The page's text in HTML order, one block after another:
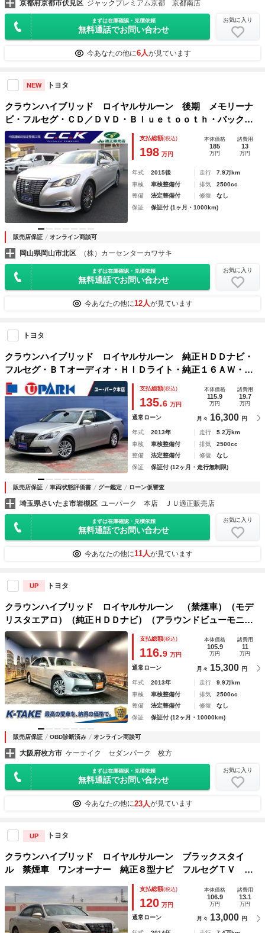
京都府京都市伏見区 ジャックプレミアム京都 京都南店
まずは在庫確認・見積依頼
無料通話でお問い合わせ
お気に入り
今あなたの他に6人が見ています
NEW トヨタ
クラウンハイブリッド ロイヤルサルーン 後期 メモリーナ
ビ・フルセグ・ＣＤ／ＤＶＤ・Ｂｌｕｅｔｏｏｔｈ・バックカ
メラ・ＥＴＣ・ハンドルヒーター・シートヒーター・パワーシ
ート・クルーズコントロール・スマートキー・プッシュスター
ト・ＬＥＤライト
支払総額(税込)
198 万円
本体価格
185
万円
諸費用
13
万円
年式 2015後 走行
7.9万km
車検
車検整備付 排気
2500cc
整備
法定整備付 修復
なし
保証
保証付 (1ヶ月・1000km)
販売店保証 オンライン商談可
岡山県岡山市北区 （株）カーセンターカワサキ
まずは在庫確認・見積依頼
無料通話でお問い合わせ
お気に入り
今あなたの他に12人が見ています
トヨタ
クラウンハイブリッド ロイヤルサルーン 純正ＨＤＤナビ・
フルセグ・ＢＴオーディオ・ＨＩＤライト・純正１６ＡＷ・パ
ワーシート・シートヒーター・ＬＥＤフォグ・クルーズコント
ロール・本革ステア・ＥＴＣ・トランクイージークローザー・
ドラレコ
支払総額(税込)
135.6 万円
本体価格
115.9
万円
諸費用
19.7
万円
通常ローン 月々 16,300 円
年式 2013年 走行
5.2万km
車検
車検整備付 排気
2500cc
整備
法定整備付 修復
なし
保証
保証付 (12ヶ月・走行無制限)
販売店保証 車両状態評価書 グー鑑定 ローン仮審査
埼玉県さいたま市岩槻区 ユーパーク 本店 ＪＵ適正販売店
まずは在庫確認・見積依頼
無料通話でお問い合わせ
お気に入り
今あなたの他に11人が見ています
UP トヨタ
クラウンハイブリッド ロイヤルサルーン （禁煙車）（モデ
リスタエアロ）（純正ＨＤＤナビ）（アラウンドビューモニタ
ー）（クルコン）（クリアランスソナー）（シートヒーター）
（パワーシート）（ＥＴＣ）（ＨＩＤヘッドライト）（純正１
６インチＡＷ）
支払総額(税込)
116.9 万円
本体価格
105.9
万円
諸費用
11
万円
通常ローン 月々 15,300 円
年式 2013年 走行
9.9万km
車検
車検整備付 排気
2500cc
整備
法定整備付 修復
なし
保証
保証付 (12ヶ月・10000km)
販売店保証 OBD診断済み オンライン商談可
大阪府枚方市 ケーテイク セダンパーク 枚方
まずは在庫確認・見積依頼
無料通話でお問い合わせ
お気に入り
今あなたの他に23人が見ています
UP トヨタ
クラウンハイブリッド ロイヤルサルーン ブラックスタイ
ル 禁煙車 ワンオーナー 純正８型ナビ フルセグＴＶ バ
ックカメラ オートクルーズコントロール シートヒーター
パワーシート ビルトインＥＴＣ ステアリングヒーター フ
ロントフォグライト
支払総額(税込)
120 万円
本体価格
106.9
万円
諸費用
13.1
万円
通常ローン 月々 13,000 円